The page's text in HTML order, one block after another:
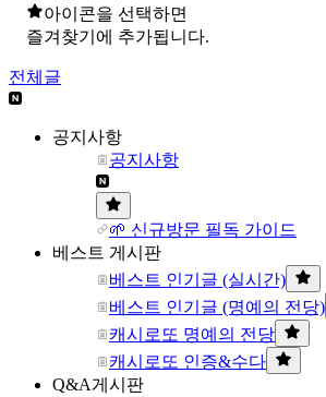
아이콘을 선택하면
즐겨찾기에 추가됩니다.
전체글
공지사항
공지사항
🌱 신규방문 필독 가이드
베스트 게시판
베스트 인기글 (실시간)
베스트 인기글 (명예의 전당)
캐시로또 명예의 전당
캐시로또 인증&수다
Q&A게시판